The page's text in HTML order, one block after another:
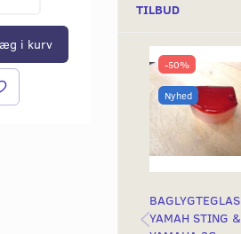
i kurv
TILBUD
-50%
Nyhed
BAGLYGTEGLAS
YAMAH STING &